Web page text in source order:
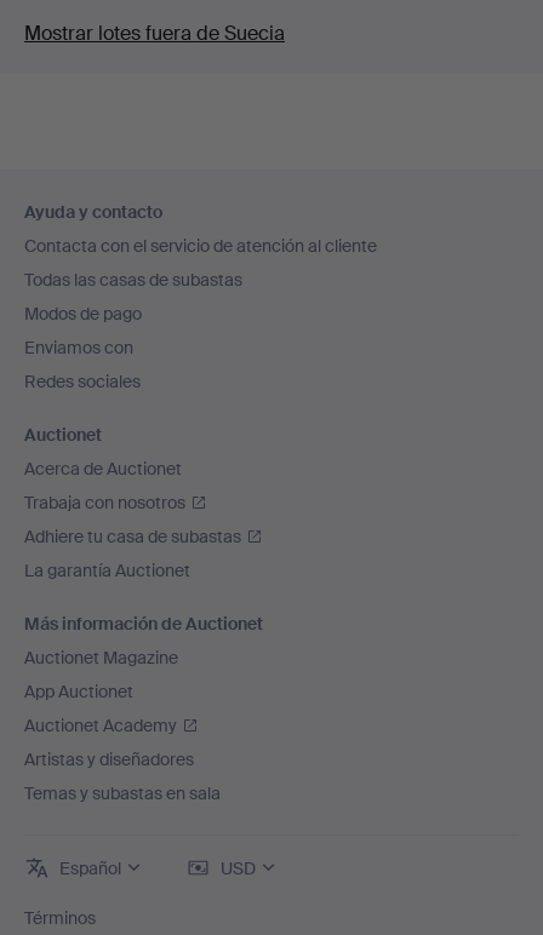
Mostrar lotes fuera de Suecia
en
el
pie
de
página
Ayuda y contacto
Contacta con el servicio de atención al cliente
Todas las casas de subastas
Modos de pago
Enviamos con
Redes sociales
Auctionet
Acerca de Auctionet
Trabaja con nosotros
Adhiere tu casa de subastas
La garantía Auctionet
Más información de Auctionet
Auctionet Magazine
App Auctionet
Auctionet Academy
Artistas y diseñadores
Temas y subastas en sala
Español USD
Términos